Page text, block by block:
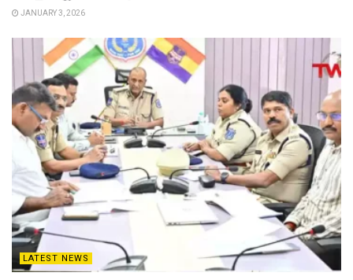
JANUARY 3, 2026
LATEST NEWS